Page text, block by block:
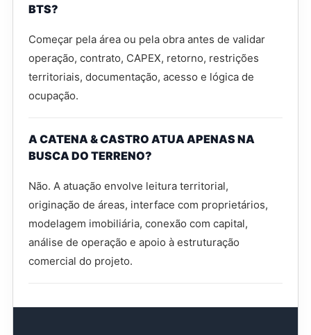
BTS?
Começar pela área ou pela obra antes de validar
operação, contrato, CAPEX, retorno, restrições
territoriais, documentação, acesso e lógica de
ocupação.
A CATENA & CASTRO ATUA APENAS NA
BUSCA DO TERRENO?
Não. A atuação envolve leitura territorial,
originação de áreas, interface com proprietários,
modelagem imobiliária, conexão com capital,
análise de operação e apoio à estruturação
comercial do projeto.